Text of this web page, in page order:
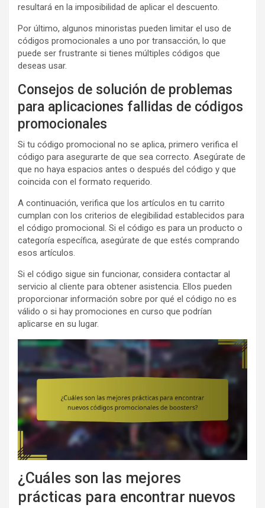
resultará en la imposibilidad de aplicar el descuento.
Por último, algunos minoristas pueden limitar el uso de
códigos promocionales a uno por transacción, lo que
puede ser frustrante si tienes múltiples códigos que
deseas usar.
Consejos de solución de problemas
para aplicaciones fallidas de códigos
promocionales
Si tu código promocional no se aplica, primero verifica el
código para asegurarte de que sea correcto. Asegúrate de
que no haya espacios antes o después del código y que
coincida con el formato requerido.
A continuación, verifica que los artículos en tu carrito
cumplan con los criterios de elegibilidad establecidos para
el código promocional. Si el código es para un producto o
categoría específica, asegúrate de que estés comprando
esos artículos.
Si el código sigue sin funcionar, considera contactar al
servicio al cliente para obtener asistencia. Ellos pueden
proporcionar información sobre por qué el código no es
válido o si hay promociones en curso que podrían
aplicarse en su lugar.
¿Cuáles son las mejores
prácticas para encontrar nuevos